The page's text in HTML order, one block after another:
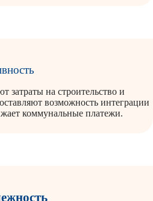
на строительство и
возможность интеграции
коммунальные платежи.